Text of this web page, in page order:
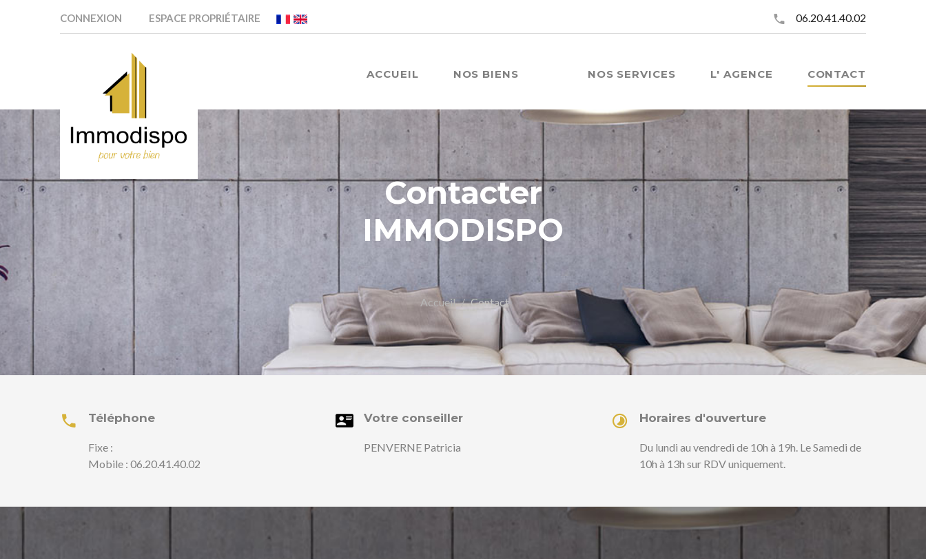
CONNEXION ESPACE PROPRIÉTAIRE 06.20.41.40.02
ACCUEIL NOS BIENS NOS SERVICES L' AGENCE CONTACT
Contacter
IMMODISPO
Accueil Contact
Téléphone
Fixe :
Mobile : 06.20.41.40.02
Votre conseiller
PENVERNE Patricia
Horaires d'ouverture
Du lundi au vendredi de 10h à 19h. Le Samedi de
10h à 13h sur RDV uniquement.